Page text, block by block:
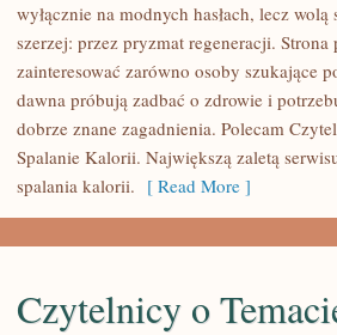
PORADNIK
SUPLEMENTACYJNY
wyłącznie na modnych hasłach, lecz
szerzej: przez pryzmat regeneracji.
zainteresować zarówno osoby szukające
dawna próbują zadbać o zdrowie i
dobrze znane zagadnienia. Polecam
Spalanie Kalorii. Największą zaletą
spalania kalorii. [ Read More ]
Czytelnicy o